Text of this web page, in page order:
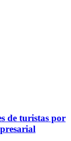
de turistas por